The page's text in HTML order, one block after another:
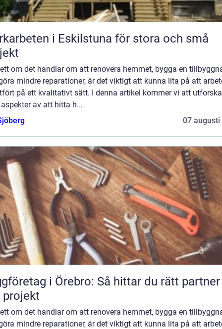
i Eskilstuna för stora och små
om det handlar om att renovera hemmet, bygga en
mindre reparationer, är det viktigt att kunna lita på att
på ett kvalitativt sätt. I denna artikel kommer vi att utforska
av att hitta h...
07 augusti
i Örebro: Så hittar du rätt
om det handlar om att renovera hemmet, bygga en
mindre reparationer, är det viktigt att kunna lita på att